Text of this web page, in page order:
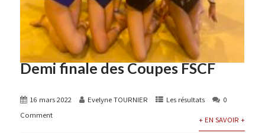
Demi finale des Coupes FSCF
16 mars 2022 Evelyne TOURNIER Les résultats
0
Comment
+ EN SAVOIR +